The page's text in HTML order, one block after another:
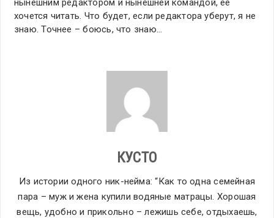
нынешним редактором и нынешней командой, ее
хочется читать. Что будет, если редактора уберут, я не
знаю. Точнее – боюсь, что знаю…
КУСТО
Из истории одного ник-нейма: “Как то одна семейная
пара – муж и жена купили водяные матрацы. Хорошая
вещь, удобно и прикольно – лежишь себе, отдыхаешь,